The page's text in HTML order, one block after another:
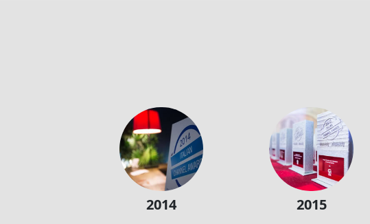
2014 2015